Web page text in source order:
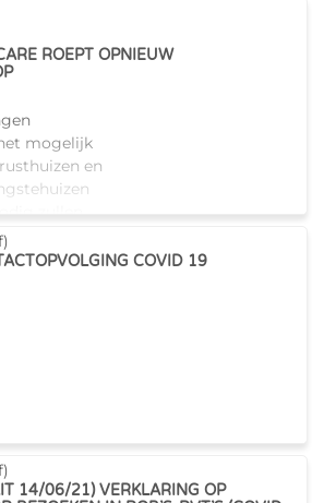
mogen
Om
ROEPT OPNIEUW
mogelijk
en
zullen
van
COVID 19
14/06/21) VERKLARING OP